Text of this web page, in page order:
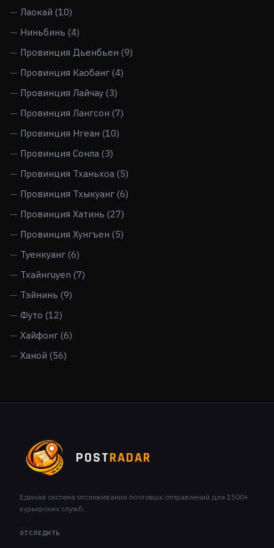
Лаокай (10)
Ниньбинь (4)
Провинция Дьенбьен (9)
Провинция Каобанг (4)
Провинция Лайчау (3)
Провинция Лангсон (7)
Провинция Нгеан (10)
Провинция Сонла (3)
Провинция Тханьхоа (5)
Провинция Тхыкуанг (6)
Провинция Хатинь (27)
Провинция Хунгъен (5)
Туенкуанг (6)
Тхайнгuyen (7)
Тэйнинь (9)
Футо (12)
Хайфонг (6)
Ханой (56)
POSTRADAR
Единая система отслеживания почтовых отправлений для 1500+
курьерских служб.
ОТСЛЕДИТЬ